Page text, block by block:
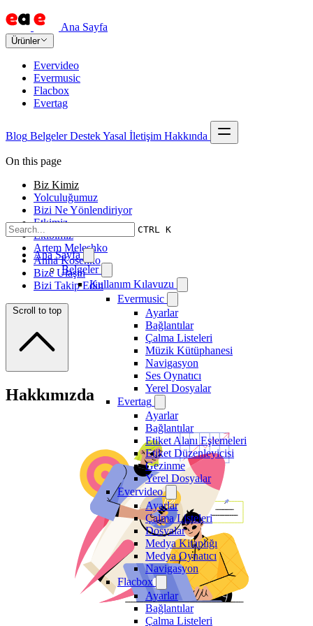
Ana Sayfa
Ürünler
Evervideo
Evermusic
Flacbox
Evertag
Blog Belgeler DestekYasal İletişim Hakkında
CTRL K
Ana Sayfa
Belgeler
Kullanım Kılavuzu
Evermusic
Ayarlar
Bağlantılar
Çalma Listeleri
Müzik Kütüphanesi
Navigasyon
Ses Oynatıcı
Yerel Dosyalar
Evertag
Ayarlar
Bağlantılar
Etiket Alanı Eşlemeleri
Etiket Düzenleyicisi
Gezinme
Yerel Dosyalar
Evervideo
Ayarlar
Çalma Listeleri
Dosyalar
Medya Kitaplığı
Medya Oynatıcı
Navigasyon
Flacbox
Ayarlar
Bağlantılar
Çalma Listeleri
On this page
Biz Kimiz
Yolculuğumuz
Bizi Ne Yönlendiriyor
Etkimiz
Ekibimiz
Artem Meleshko
Anna Kosenko
Bize Ulaşın
Bizi Takip Edin
Scroll to top
Hakkımızda